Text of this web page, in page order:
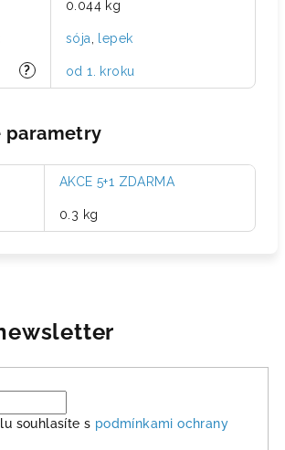
0.044 kg
sója lepek
? od 1. kroku
parametry
AKCE 5+1 ZDARMA
0.3 kg
souhlasíte s podmínkami ochrany